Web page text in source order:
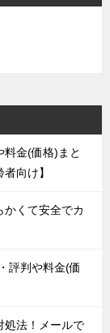
料金(価格)まと
向け】
かくて安全でカ
評判や料金(価
処法！メールで